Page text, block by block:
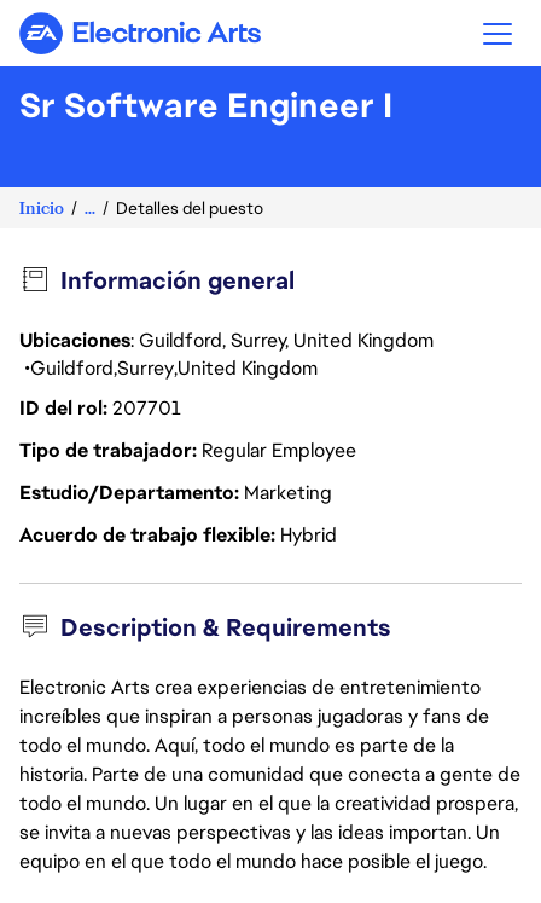
Electronic Arts
Sr Software Engineer I
Inicio ... Detalles del puesto
Información general
Ubicaciones: Guildford, Surrey, United Kingdom
GuildfordSurreyUnited Kingdom
ID del rol207701
Tipo de trabajador Regular Employee
Estudio/Departamento Marketing
Acuerdo de trabajo flexible Hybrid
Description & Requirements
Electronic Arts crea experiencias de entretenimiento
increíbles que inspiran a personas jugadoras y fans de
todo el mundo. Aquí, todo el mundo es parte de la
historia. Parte de una comunidad que conecta a gente de
todo el mundo. Un lugar en el que la creatividad prospera,
se invita a nuevas perspectivas y las ideas importan. Un
equipo en el que todo el mundo hace posible el juego.